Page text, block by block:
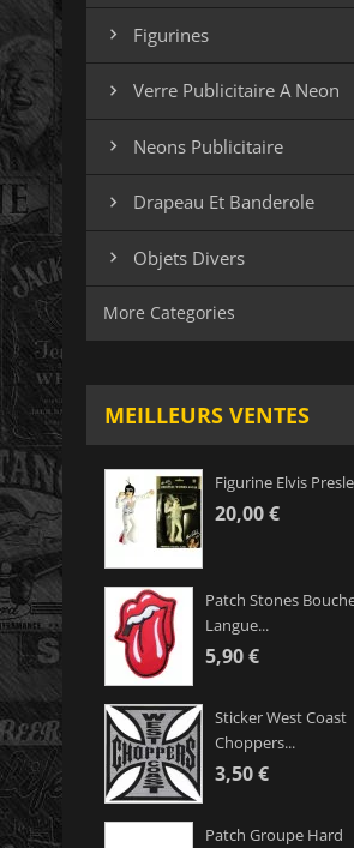
 Figurines
 Verre Publicitaire A Neon
 Neons Publicitaire
 Drapeau Et Banderole
 Objets Divers
More Categories
MEILLEURS VENTES
Figurine Elvis
20,00 €
Patch Stones
Langue...
5,90 €
Sticker West Coast
Choppers...
3,50 €
Patch Groupe Hard